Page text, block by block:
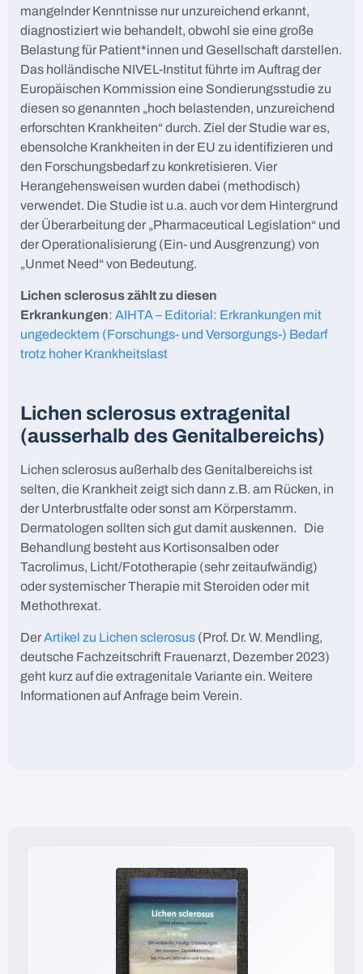
mangelnder Kenntnisse nur unzureichend erkannt,
diagnostiziert wie behandelt, obwohl sie eine große
Belastung für Patient*innen und Gesellschaft darstellen.
Das holländische NIVEL-Institut führte im Auftrag der
Europäischen Kommission eine Sondierungsstudie zu
diesen so genannten „hoch belastenden, unzureichend
erforschten Krankheiten“ durch. Ziel der Studie war es,
ebensolche Krankheiten in der EU zu identifizieren und
den Forschungsbedarf zu konkretisieren. Vier
Herangehensweisen wurden dabei (methodisch)
verwendet. Die Studie ist u.a. auch vor dem Hintergrund
der Überarbeitung der „Pharmaceutical Legislation“ und
der Operationalisierung (Ein- und Ausgrenzung) von
„Unmet Need“ von Bedeutung.
Lichen sclerosus zählt zu diesen
Erkrankungen: AIHTA – Editorial: Erkrankungen mit
ungedecktem (Forschungs- und Versorgungs-) Bedarf
trotz hoher Krankheitslast
Lichen sclerosus extragenital
(ausserhalb des Genitalbereichs)
Lichen sclerosus außerhalb des Genitalbereichs ist
selten, die Krankheit zeigt sich dann z.B. am Rücken, in
der Unterbrustfalte oder sonst am Körperstamm.
Dermatologen sollten sich gut damit auskennen. Die
Behandlung besteht aus Kortisonsalben oder
Tacrolimus, Licht/Fototherapie (sehr zeitaufwändig)
oder systemischer Therapie mit Steroiden oder mit
Methothrexat.
DerArtikel zu Lichen sclerosus (Prof. Dr. W. Mendling,
deutsche Fachzeitschrift Frauenarzt, Dezember 2023)
geht kurz auf die extragenitale Variante ein. Weitere
Informationen auf Anfrage beim Verein.